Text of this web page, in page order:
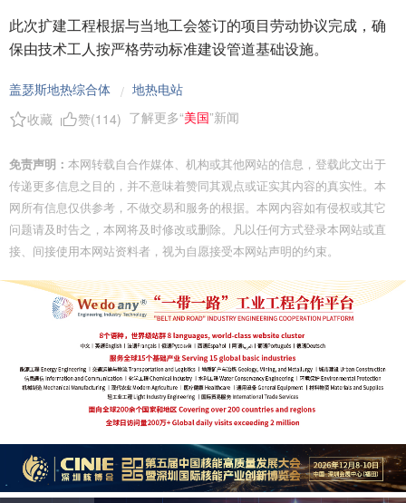
此次扩建工程根据与当地工会签订的项目劳动协议完成，确
保由技术工人按严格劳动标准建设管道基础设施。
盖瑟斯地热综合体 / 地热电站
收藏
赞(114) 了解更多“美国”新闻
免责声明： 本网转载自合作媒体、机构或其他网站的信息，登载此文出于
传递更多信息之目的，并不意味着赞同其观点或证实其内容的真实性。本
网所有信息仅供参考，不做交易和服务的根据。本网内容如有侵权或其它
问题请及时告之，本网将及时修改或删除。凡以任何方式登录本网站或直
接、间接使用本网站资料者，视为自愿接受本网站声明的约束。